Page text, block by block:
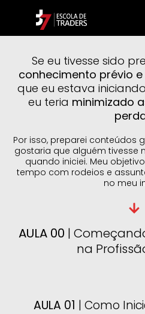
Se eu tivesse sido
conhecimento prévio
que eu estava
eu teria minimizado
Por isso, preparei conteúdos
gostaria que alguém tivesse
quando iniciei. Meu
tempo com rodeios e
no meu
AULA 00 |
na
AULA 01 | Como